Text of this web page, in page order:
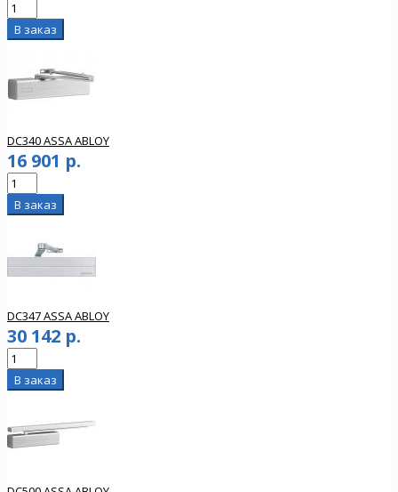
DC340 ASSA ABLOY
16 901 р.
DC347 ASSA ABLOY
30 142 р.